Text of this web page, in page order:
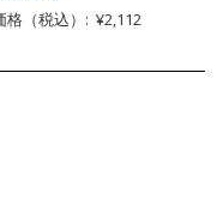
格（税込）: ¥2,112